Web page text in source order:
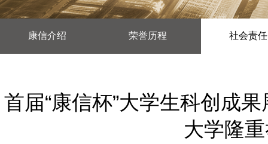
康信介绍 荣誉历程 社会责任
首届“康信杯”大学生科创成
大学隆